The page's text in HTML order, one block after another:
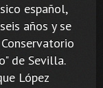
español,
años y se
de Sevilla.
López